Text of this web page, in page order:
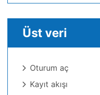
Üst veri
Oturum aç
Kayıt akışı